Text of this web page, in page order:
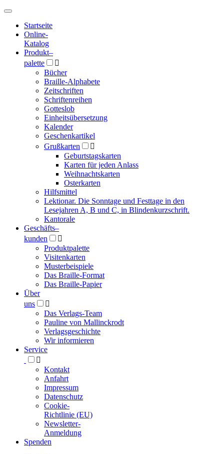
Hauptmenü
Hauptmenü
Startseite
Online-
Katalog
Produkt–
palette

Bücher
Braille-Alphabete
Zeitschriften
Schriftenreihen
Gotteslob
Einheitsübersetzung
Kalender
Geschenkartikel
Grußkarten

Geburtstagskarten
Karten für jeden Anlass
Weihnachtskarten
Osterkarten
Hilfsmittel
Lektionar. Die Sonntage und Festtage in den
Lesejahren A, B und C, in Blindenkurzschrift.
Kantorale
Geschäfts­–
kunden

Produktpalette
Visitenkarten
Musterbeispiele
Das Braille-Format
Das Braille-Papier
Über
uns

Das Verlags-Team
Pauline von Mallinckrodt
Verlagsgeschichte
Wir informieren
Service

Kontakt
Anfahrt
Impressum
Datenschutz
Cookie-
Richtlinie (EU)
Newsletter-
Anmeldung
Spenden